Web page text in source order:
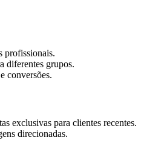
profissionais.
diferentes grupos.
conversões.
exclusivas para clientes recentes.
direcionadas.